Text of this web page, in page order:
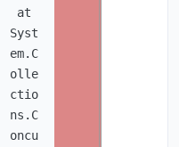
at
Syst
em.C
olle
ctio
ns.C
oncu